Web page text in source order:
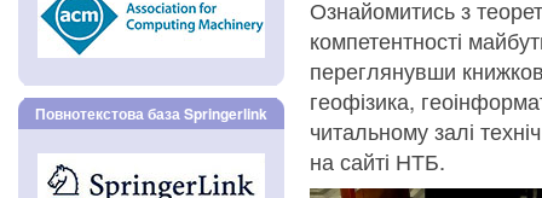
Повнотекстова база Springerlink
Ознайомитись з
компетентності
переглянувши
геофізика,
читальному залі
на сайті НТБ.